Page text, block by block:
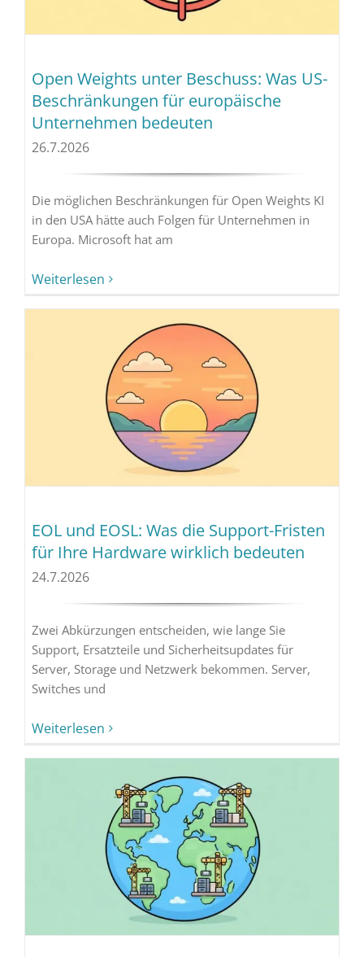
Open Weights unter Beschuss: Was US-
Beschränkungen für europäische
Unternehmen bedeuten
26.7.2026
Die möglichen Beschränkungen für Open Weights KI
in den USA hätte auch Folgen für Unternehmen in
Europa. Microsoft hat am
Weiterlesen
EOL und EOSL: Was die Support-Fristen
für Ihre Hardware wirklich bedeuten
24.7.2026
Zwei Abkürzungen entscheiden, wie lange Sie
Support, Ersatzteile und Sicherheitsupdates für
Server, Storage und Netzwerk bekommen. Server,
Switches und
Weiterlesen